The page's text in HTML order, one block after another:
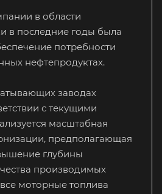
в области
в последние годы была
потребности
нефтепродуктах.
заводах
с текущими
масштабная
предполагающая
глубины
производимых
моторные топлива